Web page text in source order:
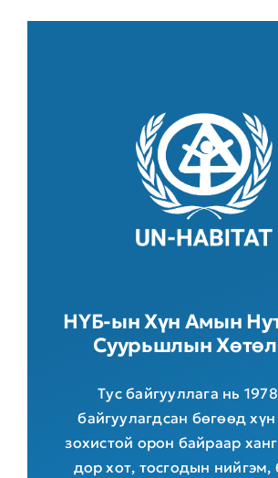
НҮБ-ын Хүн Амын
Суурьшлын
Тус байгууллага нь
байгуулагдсан бөгөөд
зохистой орон байраар
дор хот, тосгодын нийгэм,